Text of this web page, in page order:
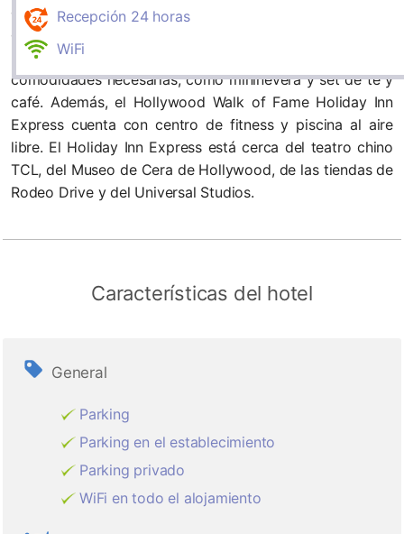
Recepción 24 horas
WiFi
con conexión Wi-Fi gratuita. También sirve un desayuno
caliente todos los días. Las habitaciones del Holiday Inn
Express Hollywood Walk of Fame incluyen todas las
comodidades necesarias, como mininevera y set de té y
café. Además, el Hollywood Walk of Fame Holiday Inn
Express cuenta con centro de fitness y piscina al aire
libre. El Holiday Inn Express está cerca del teatro chino
TCL, del Museo de Cera de Hollywood, de las tiendas de
Rodeo Drive y del Universal Studios.
Características del hotel
General
Parking
Parking en el establecimiento
Parking privado
WiFi en todo el alojamiento